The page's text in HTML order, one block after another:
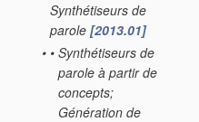
Synthétiseurs de
parole [2013.01]
• • Synthétiseurs de
parole à partir de
concepts;
Génération de